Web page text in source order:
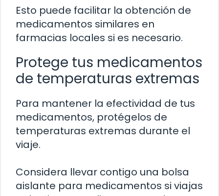
Esto puede facilitar la obtención de
medicamentos similares en
farmacias locales si es necesario.
Protege tus medicamentos
de temperaturas extremas
Para mantener la efectividad de tus
medicamentos, protégelos de
temperaturas extremas durante el
viaje.
Considera llevar contigo una bolsa
aislante para medicamentos si viajas